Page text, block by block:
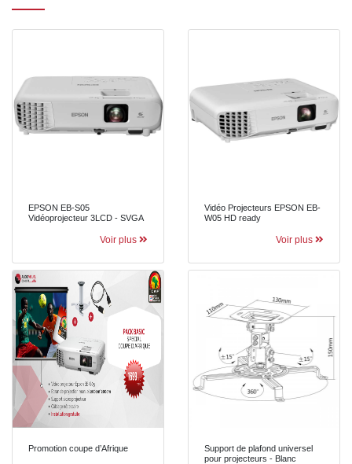
EPSON EB-S05
Vidéoprojecteur 3LCD - SVGA
Voir plus
Vidéo Projecteurs EPSON EB-
W05 HD ready
Voir plus
Promotion coupe d’Afrique
Support de plafond universel
pour projecteurs - Blanc